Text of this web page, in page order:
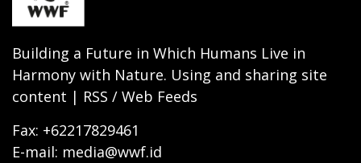
Building a Future in Which Humans Live in
Harmony with Nature. Using and sharing site
content | RSS / Web Feeds
Fax: +62217829461
E-mail: media@wwf.id